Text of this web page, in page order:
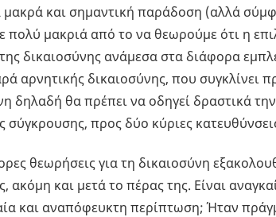
μακρά και σημαντική παράδοση (αλλά
πολύ μακριά από το να θεωρούμε ότι η
δικαιοσύνης ανάμεσα στα διάφορα
αρνητικής δικαιοσύνης, που συγκλίνει
δηλαδή θα πρέπει να οδηγεί δραστικά
σύγκρουσης, προς δύο κύριες
θεωρήσεις για τη δικαιοσύνη
ακόμη και μετά το πέρας της. Είναι
και αναπόφευκτη περίπτωση; Ήταν